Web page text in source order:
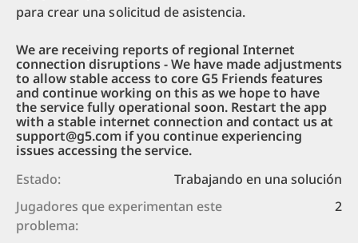
para crear una solicitud de asistencia.
We are receiving reports of regional Internet
connection disruptions - We have made adjustments
to allow stable access to core G5 Friends features
and continue working on this as we hope to have
the service fully operational soon. Restart the app
with a stable internet connection and contact us at
support@g5.com if you continue experiencing
issues accessing the service.
Estado:
Trabajando en una solución
Jugadores que experimentan este
problema:
2